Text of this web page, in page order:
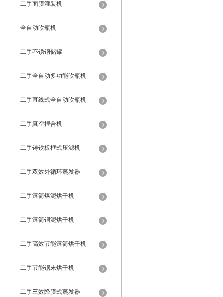
二手面膜灌装机
全自动吹瓶机
二手不锈钢储罐
二手全自动多功能吹瓶机
二手直线式全自动吹瓶机
二手真空捏合机
二手铸铁板框式压滤机
二手双效外循环蒸发器
二手滚筒煤泥烘干机
二手滚筒铜泥烘干机
二手高效节能滚筒烘干机
二手节能锯末烘干机
二手三效降膜式蒸发器